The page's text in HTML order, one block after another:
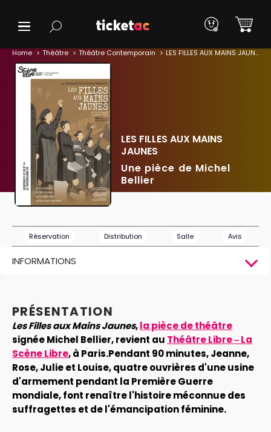
Home Théâtre Théâtre Contemporain LES FILLES AUX MAINS JAUNES
LES FILLES AUX MAINS
JAUNES
Une pièce de Michel
Bellier
Réservation Distribution Salle Avis
INFORMATIONS
PRÉSENTATION
Les Filles aux Mains Jaunes,la pièce de théâtre
signée Michel Bellier, revient au Théâtre Libre – La
Scène Libre, à Paris.Pendant 90 minutes, Jeanne,
Rose, Julie et Louise, quatre ouvrières d'une usine
d'armement pendant la Première Guerre
mondiale, font renaître l'histoire méconnue des
suffragettes et de l'émancipation féminine.